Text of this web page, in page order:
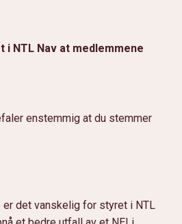
NTL Nav at medlemmene
enstemmig at du stemmer
det vanskelig for styret i NTL